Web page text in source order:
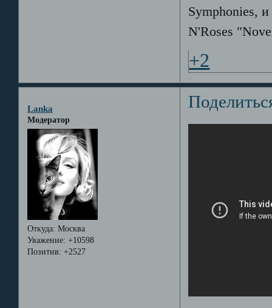
Symphonies,
N'Roses
+2
Lanka
Модератор
Откуда: Москва
Уважение: +10598
Позитив: +2527